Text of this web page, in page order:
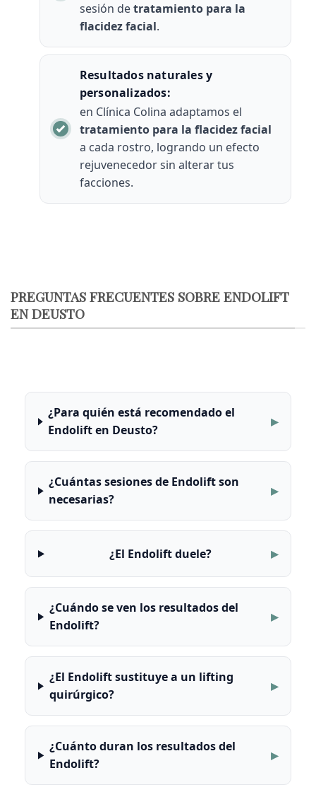
sesión detratamiento para la
flacidez facial.
Resultados naturales y
personalizados:
en Clínica Colina adaptamos el
tratamiento para la flacidez facial
a cada rostro, logrando un efecto
rejuvenecedor sin alterar tus
facciones.
PREGUNTAS FRECUENTES SOBRE ENDOLIFT
EN DEUSTO
¿Para quién está recomendado el
Endolift en Deusto?
¿Cuántas sesiones de Endolift son
necesarias?
¿El Endolift duele?
¿Cuándo se ven los resultados del
Endolift?
¿El Endolift sustituye a un lifting
quirúrgico?
¿Cuánto duran los resultados del
Endolift?